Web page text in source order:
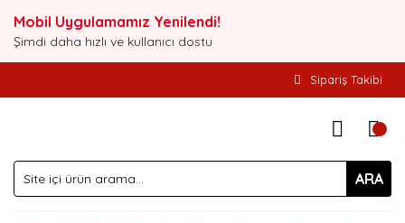
Mobil Uygulamamız Yenilendi!
Şimdi daha hızlı ve kullanıcı dostu
Sipariş Takibi
ARA